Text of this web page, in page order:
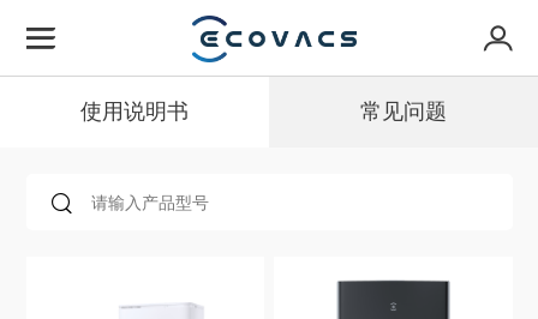
使用说明书 常见问题